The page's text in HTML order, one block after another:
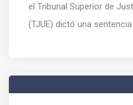
el Tribunal Superior de
(TJUE) dictó una